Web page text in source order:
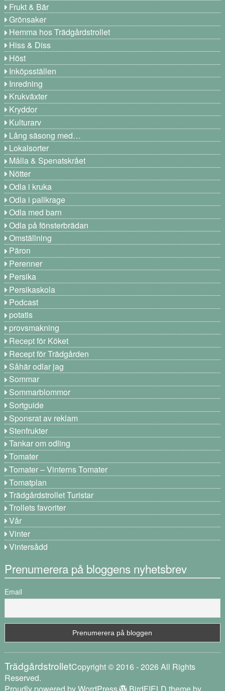
Frukt & Bär
Grönsaker
Hemma hos Trädgårdstrollet
Hiss & Diss
Höst
Inköpsställen
Inredning
Krukväxter
Kryddor
Kulturarv
Lång säsong med…
Lokalsorter
Målla & Spenatskrået
Nötter
Odla i kruka
Odla i pallkrage
Odla med barn
Odla på fönsterbrädan
Omställning
Päron
Perenner
Persika
Persikaskola
Podcast
potatis
provsmakning
Recept för Köket
Recept för Trädgården
Såhär odlar jag
Sommar
Sommarblommor
Sortguide
Sponsrat av reklam
Stenfrukter
Tankar om odling
Tomater
Tomater – Vinterns Tomater
Tomatplan
Trädgårdstrollet Turistar
Trollets favoriter
Vår
Vinter
Vintersådd
Prenumerera på bloggens nyhetsbrev
Email
TrädgårdstrolletCopyright © 2016 - 2026 All Rights
Reserved.